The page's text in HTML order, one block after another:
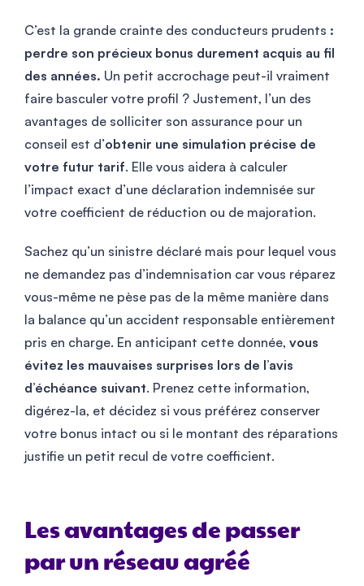
C’est la grande crainte des conducteurs prudents :
perdre son précieux bonus durement acquis au fil
des années. Un petit accrochage peut-il vraiment
faire basculer votre profil ? Justement, l’un des
avantages de solliciter son assurance pour un
conseil est d’obtenir une simulation précise de
votre futur tarif. Elle vous aidera à calculer
l’impact exact d’une déclaration indemnisée sur
votre coefficient de réduction ou de majoration.
Sachez qu’un sinistre déclaré mais pour lequel vous
ne demandez pas d’indemnisation car vous réparez
vous-même ne pèse pas de la même manière dans
la balance qu’un accident responsable entièrement
pris en charge. En anticipant cette donnée, vous
évitez les mauvaises surprises lors de l’avis
d’échéance suivant. Prenez cette information,
digérez-la, et décidez si vous préférez conserver
votre bonus intact ou si le montant des réparations
justifie un petit recul de votre coefficient.
Les avantages de passer
par un réseau agréé